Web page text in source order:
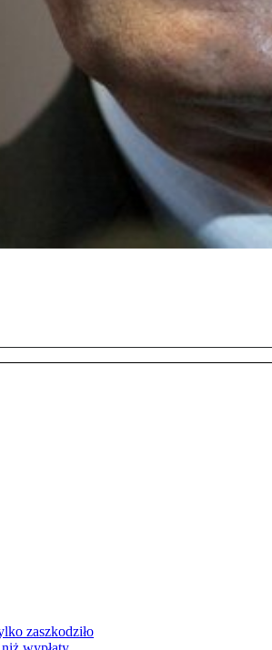
zaszkodziło